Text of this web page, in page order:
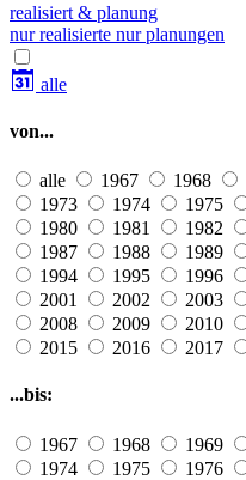
realisiert & planung
nur realisierte nur planungen
alle
von...
alle 1967 1968
1973
1974 1975
1980
1981 1982
1987
1988 1989
1994
1995 1996
2001
2002 2003
2008
2009 2010
2015
2016 2017
...bis:
1967 1968 1969
1974
1975 1976